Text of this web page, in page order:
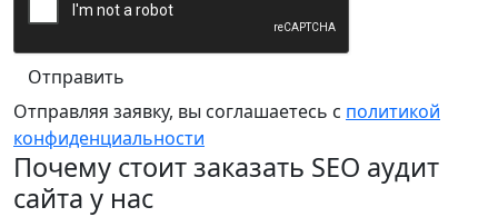
Отправить
Отправляя заявку, вы соглашаетесь с политикой
конфиденциальности
Почему стоит заказать SEO аудит
сайта у нас